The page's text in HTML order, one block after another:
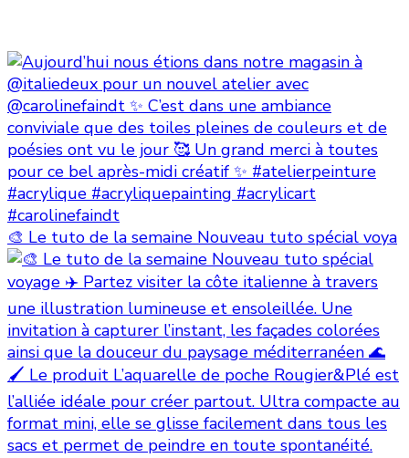
🎨 Le tuto de la semaine Nouveau tuto spécial voya